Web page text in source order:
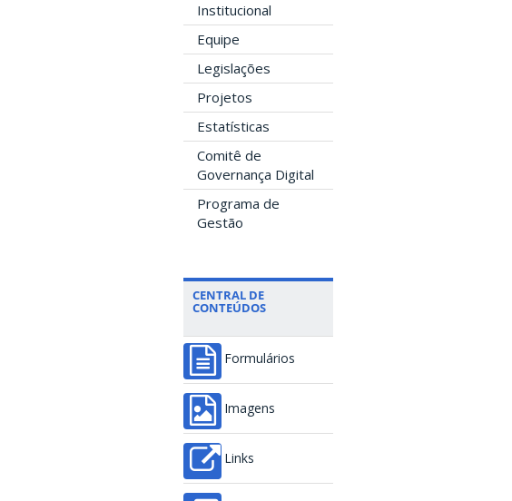
Institucional
Equipe
Legislações
Projetos
Estatísticas
Comitê de
Governança Digital
Programa de
Gestão
CENTRAL DE
CONTEÚDOS
Formulários
Imagens
Links